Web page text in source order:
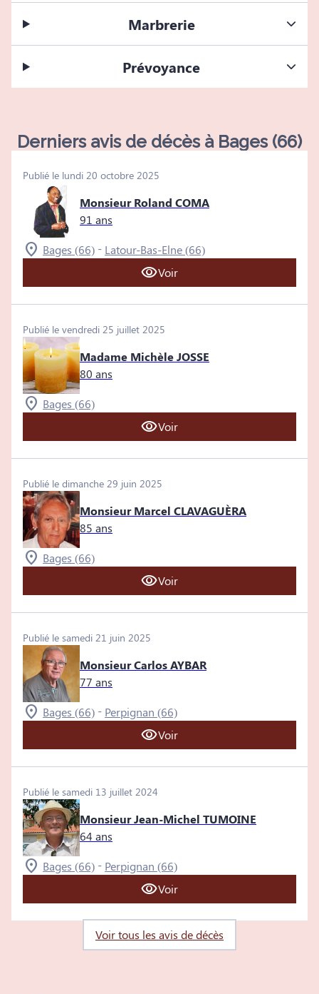
Marbrerie
Prévoyance
Derniers avis de décès à Bages (66)
Publié le lundi 20 octobre 2025
Monsieur Roland COMA
91 ans
Bages (66) - Latour-Bas-Elne (66)
Voir
Publié le vendredi 25 juillet 2025
Madame Michèle JOSSE
80 ans
Bages (66)
Voir
Publié le dimanche 29 juin 2025
Monsieur Marcel CLAVAGUÈRA
85 ans
Bages (66)
Voir
Publié le samedi 21 juin 2025
Monsieur Carlos AYBAR
77 ans
Bages (66) - Perpignan (66)
Voir
Publié le samedi 13 juillet 2024
Monsieur Jean-Michel TUMOINE
64 ans
Bages (66) - Perpignan (66)
Voir
Voir tous les avis de décès